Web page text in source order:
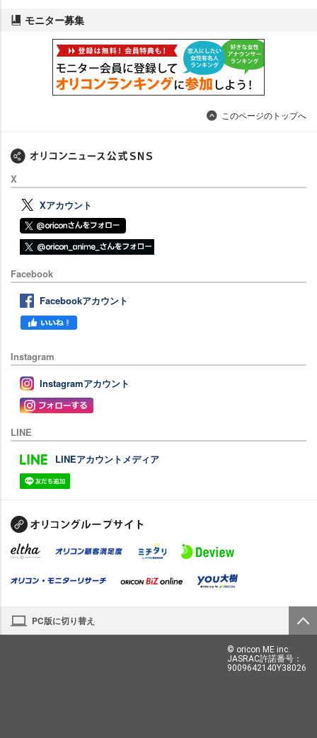
モニター募集
このページのトップへ
X
Xアカウント
Facebook
Facebookアカウント
Instagram
Instagramアカウント
LINE
LINEアカウントメディア
PC版に切り替え
© oricon ME inc.
JASRAC許諾番号：
9009642140Y38026